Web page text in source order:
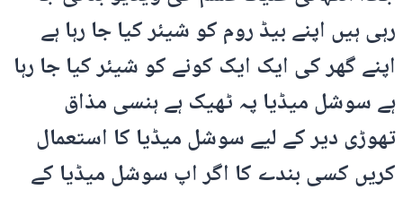
رہی ہیں اپنے بیڈ روم کو شیئر کیا جا رہا ہے
اپنے گھر کی ایک ایک کونے کو شیئر کیا جا رہا
ہے سوشل میڈیا پہ ٹھیک ہے ہنسی مذاق
تھوڑی دیر کے لیے سوشل میڈیا کا استعمال
کریں کسی بندے کا اگر اپ سوشل میڈیا کے